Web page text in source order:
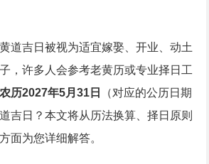
道吉日被视为适宜嫁娶、开业、动土
，许多人会参考老黄历或专业择日工
农历2027年5月31日
（对应的公历日期
吉日？本文将从历法换算、择日原则
面为您详细解答。